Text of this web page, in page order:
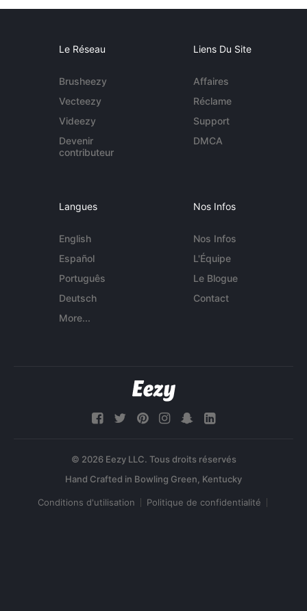
Le Réseau
Brusheezy
Vecteezy
Videezy
Devenir
contributeur
Liens Du Site
Affaires
Réclame
Support
DMCA
Langues
English
Español
Português
Deutsch
More...
Nos Infos
Nos Infos
L'Équipe
Le Blogue
Contact
© 2026 Eezy LLC. Tous droits réservés
Conditions d'utilisation Politique de confidentialité